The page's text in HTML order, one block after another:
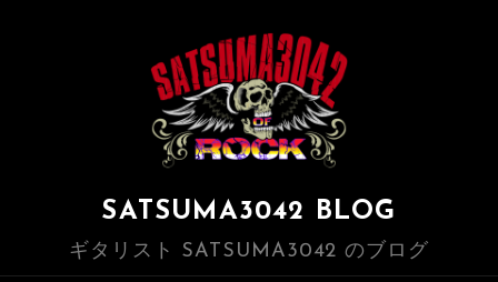
SATSUMA3042 BLOG
ギタリスト SATSUMA3042 のブログ